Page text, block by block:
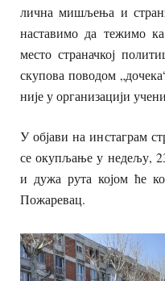
лична мишљења и
наставимо да тежимо
место страначкој
скупова поводом
није у организацији
У објави на инстаграм
се окупљање у недељу,
и дужа рута којом ће
Пожаревац.